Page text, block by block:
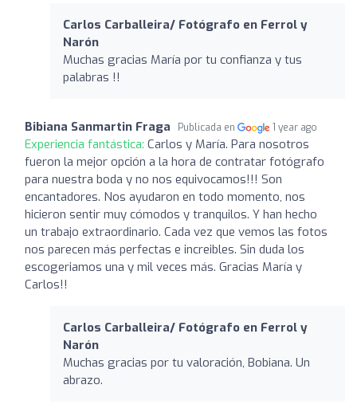
Carlos Carballeira/ Fotógrafo en Ferrol y
Narón
Muchas gracias María por tu confianza y tus
palabras !!
Bibiana Sanmartin Fraga Publicada en 1 year ago
Experiencia fantástica: Carlos y María. Para nosotros
fueron la mejor opción a la hora de contratar fotógrafo
para nuestra boda y no nos equivocamos!!! Son
encantadores. Nos ayudaron en todo momento, nos
hicieron sentir muy cómodos y tranquilos. Y han hecho
un trabajo extraordinario. Cada vez que vemos las fotos
nos parecen más perfectas e increibles. Sin duda los
escogeriamos una y mil veces más. Gracias María y
Carlos!!
Carlos Carballeira/ Fotógrafo en Ferrol y
Narón
Muchas gracias por tu valoración, Bobiana. Un
abrazo.